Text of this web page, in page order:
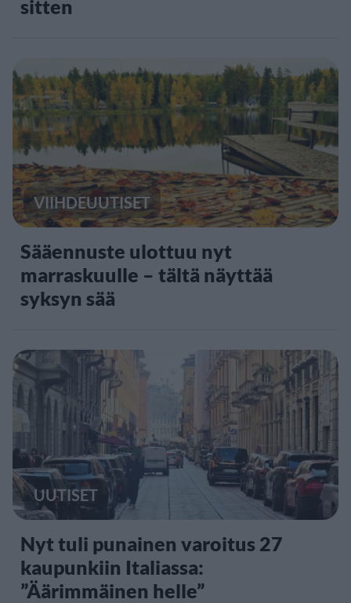
sitten
VIIHDEUUTISET
Sääennuste ulottuu nyt
marraskuulle – tältä näyttää
syksyn sää
UUTISET
Nyt tuli punainen varoitus 27
kaupunkiin Italiassa:
”Äärimmäinen helle”